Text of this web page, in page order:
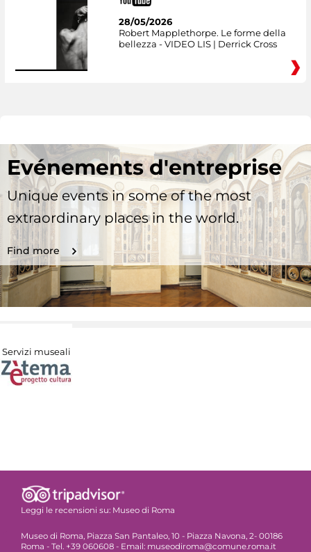
28/05/2026
Robert Mapplethorpe. Le forme della
bellezza - VIDEO LIS | Derrick Cross
Evénements d'entreprise
Unique events in some of the most
extraordinary places in the world.
Find more
Servizi museali
Leggi le recensioni su: Museo di Roma
Museo di Roma, Piazza San Pantaleo, 10 - Piazza Navona, 2- 00186
Roma - Tel. +39 060608 - Email: museodiroma@comune.roma.it